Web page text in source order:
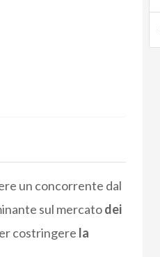
un concorrente dal
sul mercatodei
costringere la